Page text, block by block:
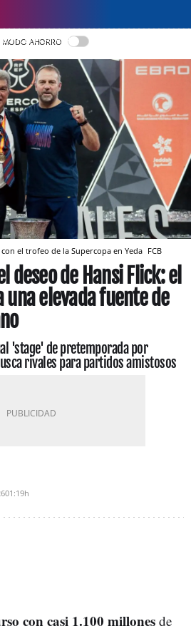
EN CATALÀ
MODO AHORRO
el trofeo de la Supercopa en Yeda FCB
deseo de Hansi Flick: el
una elevada fuente de
'stage' de pretemporada por
rivales para partidos amistosos
01:19h
con casi 1.100 millones de